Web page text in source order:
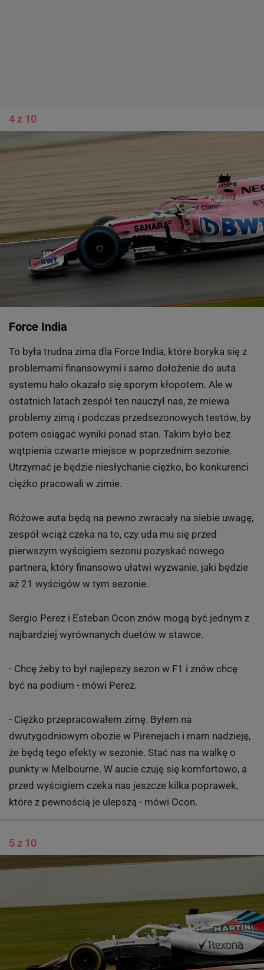
4 z 10
Force India
To była trudna zima dla Force India, które boryka się z
problemami finansowymi i samo dołożenie do auta
systemu halo okazało się sporym kłopotem. Ale w
ostatnich latach zespół ten nauczył nas, że miewa
problemy zimą i podczas przedsezonowych testów, by
potem osiągać wyniki ponad stan. Takim było bez
wątpienia czwarte miejsce w poprzednim sezonie.
Utrzymać je będzie niesłychanie ciężko, bo konkurenci
ciężko pracowali w zimie.
Różowe auta będą na pewno zwracały na siebie uwagę,
zespół wciąż czeka na to, czy uda mu się przed
pierwszym wyścigiem sezonu pozyskać nowego
partnera, który finansowo ułatwi wyzwanie, jaki będzie
aż 21 wyścigów w tym sezonie.
Sergio Perez i Esteban Ocon znów mogą być jednym z
najbardziej wyrównanych duetów w stawce.
- Chcę żeby to był najlepszy sezon w F1 i znów chcę
być na podium - mówi Perez.
- Ciężko przepracowałem zimę. Byłem na
dwutygodniowym obozie w Pirenejach i mam nadzieję,
że będą tego efekty w sezonie. Stać nas na walkę o
punkty w Melbourne. W aucie czuję się komfortowo, a
przed wyścigiem czeka nas jeszcze kilka poprawek,
które z pewnością je ulepszą - mówi Ocon.
5 z 10